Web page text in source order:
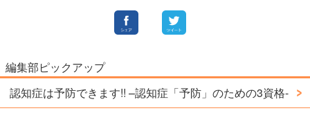
編集部ピックアップ
認知症は予防できます!! –認知症「予防」のための3資格-